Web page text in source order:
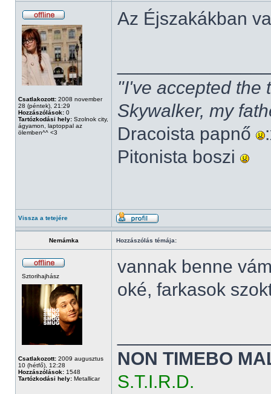
Csatlakozott: 2008 november
28 (péntek), 21:29
Hozzászólások: 0
Tartózkodási hely: Szolnok city,
ágyamon, laptoppal az
ölemben^^ <3
Az Éjszakákban
"I've accepted the
Skywalker, my
Dracoista papnő
Pitonista boszi
Vissza a tetejére
Nemámka Hozzászólás témája:
Sztorihajhász
Csatlakozott: 2009 augusztus
10 (hétfő), 12:28
Hozzászólások: 1548
Tartózkodási hely: Metallicar
vannak benne
oké, farkasok
NON TIMEBO
S.T.I.R.D.